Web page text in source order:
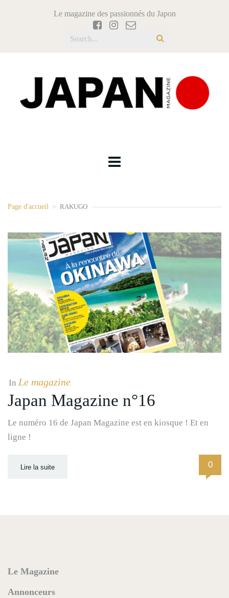
Le magazine des passionnés du Japon
Page d'accueil > RAKUGO
In Le magazine
Japan Magazine n°16
Le numéro 16 de Japan Magazine est en kiosque ! Et en
ligne !
Lire la suite 0
Le Magazine
Annonceurs